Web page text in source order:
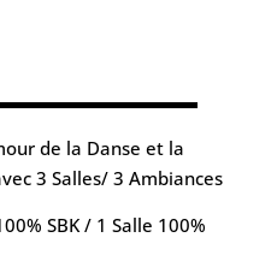
de la Danse et la
3 Salles/ 3 Ambiances
SBK / 1 Salle 100%